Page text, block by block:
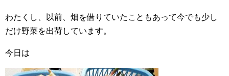
わたくし、以前、畑を借りていたこともあって今でも少し
だけ野菜を出荷しています。
今日は